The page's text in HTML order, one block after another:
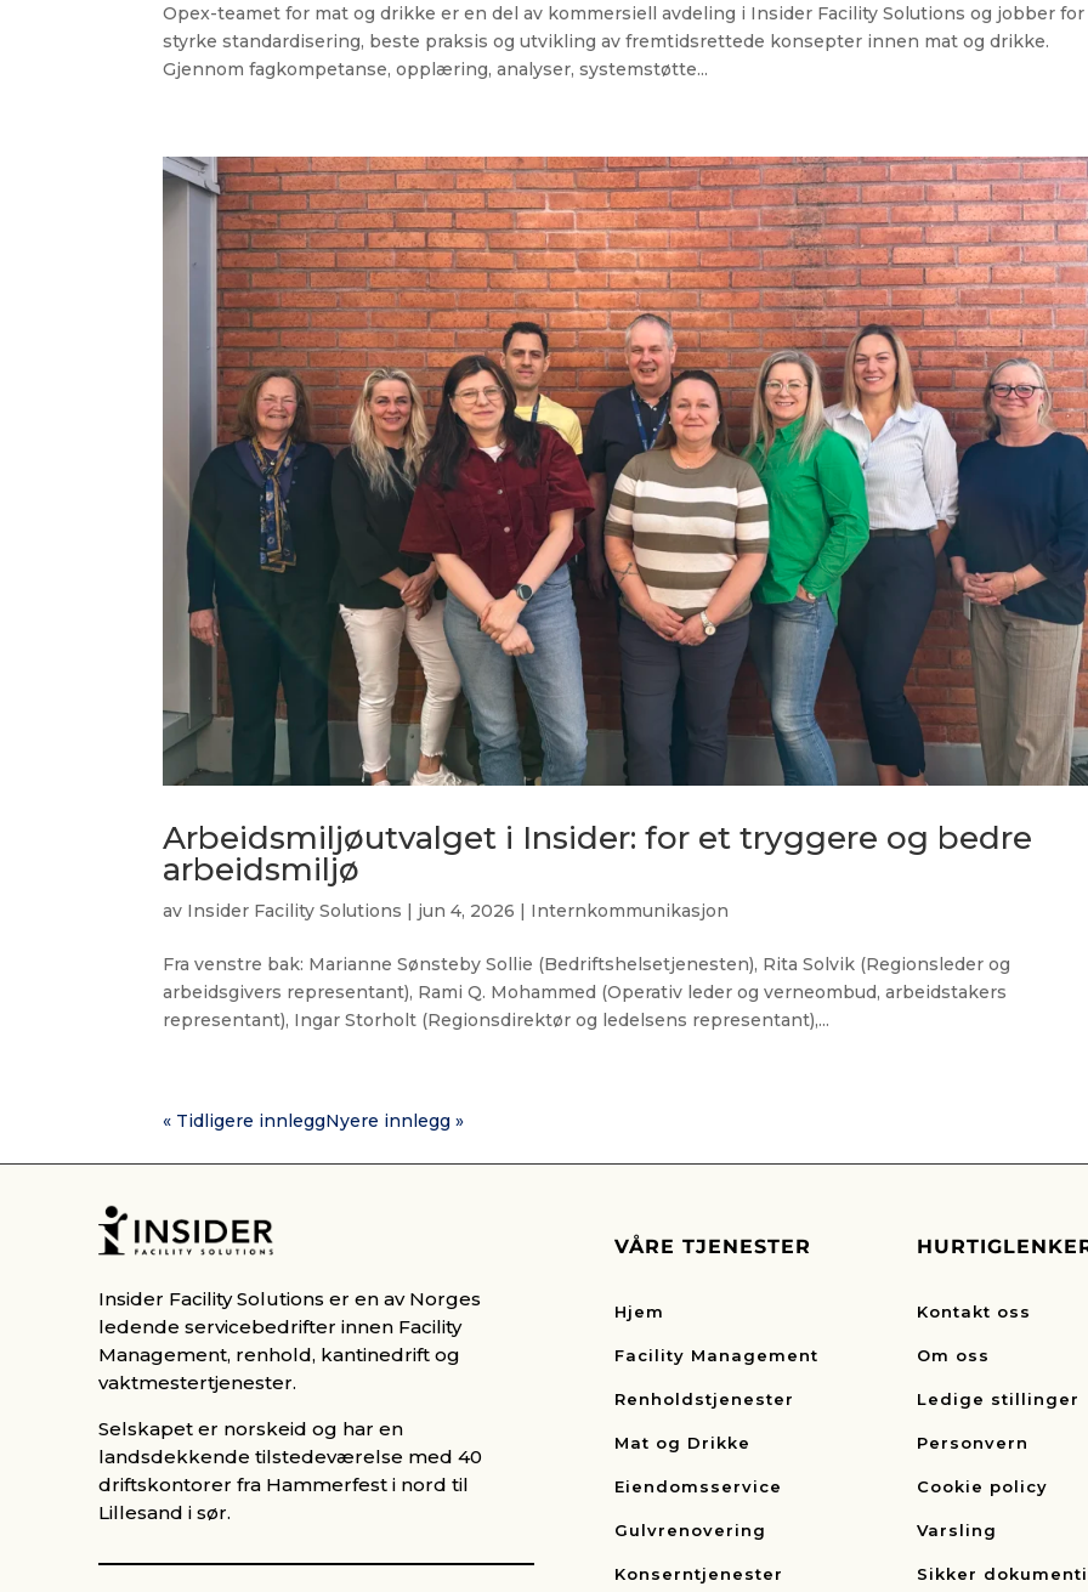
Opex-teamet for mat og drikke er en del av kommersiell avdeling i Insider Facility Solutions og jobber for
styrke standardisering, beste praksis og utvikling av fremtidsrettede konsepter innen mat og drikke.
Gjennom fagkompetanse, opplæring, analyser, systemstøtte...
Arbeidsmiljøutvalget i Insider: for et tryggere og bedre
arbeidsmiljø
av Insider Facility Solutions | jun 4, 2026 | Internkommunikasjon
Fra venstre bak: Marianne Sønsteby Sollie (Bedriftshelsetjenesten), Rita Solvik (Regionsleder og
arbeidsgivers representant), Rami Q. Mohammed (Operativ leder og verneombud, arbeidstakers
representant), Ingar Storholt (Regionsdirektør og ledelsens representant),...
« Tidligere innleggNyere innlegg »
Insider Facility Solutions er en av Norges
ledende servicebedrifter innen Facility
Management, renhold, kantinedrift og
vaktmestertjenester.
Selskapet er norskeid og har en
landsdekkende tilstedeværelse med 40
driftskontorer fra Hammerfest i nord til
Lillesand i sør.
VÅRE TJENESTER
Hjem
Facility Management
Renholdstjenester
Mat og Drikke
Eiendomsservice
Gulvrenovering
Konserntjenester
Kontakt oss
Om oss
Ledige stillinger
Personvern
Cookie policy
Varsling
Sikker